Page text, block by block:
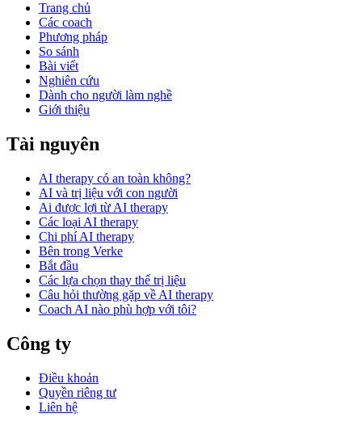
Trang chủ
Các coach
Phương pháp
So sánh
Bài viết
Nghiên cứu
Dành cho người làm nghề
Giới thiệu
Tài nguyên
AI therapy có an toàn không?
AI và trị liệu với con người
Ai được lợi từ AI therapy
Các loại AI therapy
Chi phí AI therapy
Bên trong Verke
Bắt đầu
Các lựa chọn thay thế trị liệu
Câu hỏi thường gặp về AI therapy
Coach AI nào phù hợp với tôi?
Công ty
Điều khoản
Quyền riêng tư
Liên hệ